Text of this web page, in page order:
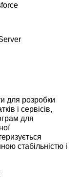
для розробки
і сервісів,
для
стабільністю і